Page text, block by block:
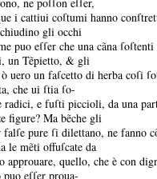
i cattiui coſtumi hanno
gli occhi
puo eſſer che una cãna ſoſtenti
un Tẽpietto, & gli
uero un faſcetto di herba coſi
che ui ſtia ſo-
radici, e fuſti piccioli, da una
figure? Ma bẽche gli
falſe pure ſi dilettano, ne fanno
le mẽti offuſcate da
quello, che è con
eſſer proua-